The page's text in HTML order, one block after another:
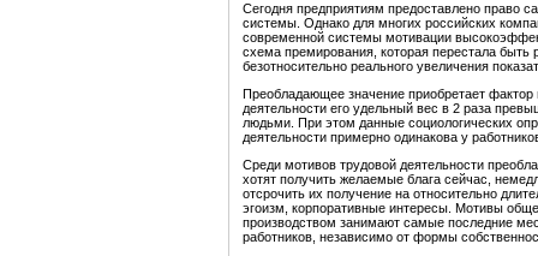
Сегодня предприятиям предоставлено право
системы. Однако для многих российских
современной системы мотивации
схема премирования, которая перестала
безотносительно реального увеличения
Преобладающее значение приобретает фактор
деятельности его удельный вес в 2 раза
людьми. При этом данные социологических
деятельности примерно одинакова у
Среди мотивов трудовой деятельности
хотят получить желаемые блага сейчас,
отсрочить их получение на относительно
эгоизм, корпоративные интересы. Мотивы
производством занимают самые последние
работников, независимо от формы